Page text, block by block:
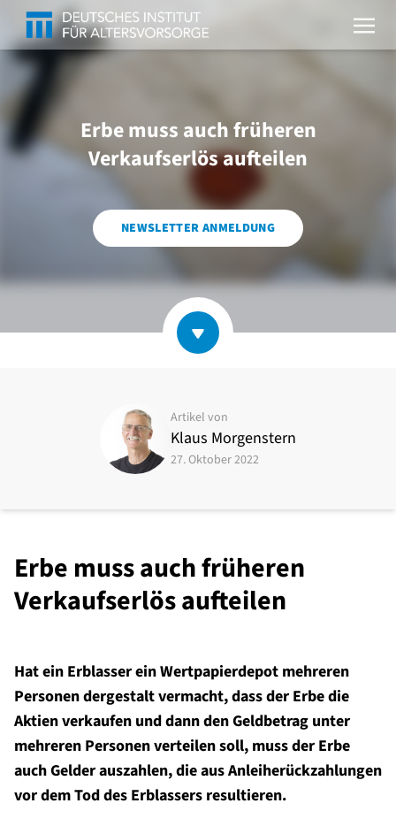
Erbe muss auch früheren
Verkaufserlös aufteilen
NEWSLETTER ANMELDUNG
Artikel von
Klaus Morgenstern
27. Oktober 2022
Erbe muss auch früheren
Verkaufserlös aufteilen
Hat ein Erblasser ein Wertpapierdepot mehreren
Personen dergestalt vermacht, dass der Erbe die
Aktien verkaufen und dann den Geldbetrag unter
mehreren Personen verteilen soll, muss der Erbe
auch Gelder auszahlen, die aus Anleiherückzahlungen
vor dem Tod des Erblassers resultieren.